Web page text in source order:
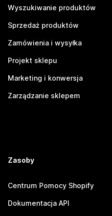
Wyszukiwanie produktów
Sprzedaż produktów
Zamówienia i wysyłka
Projekt sklepu
Marketing i konwersja
Zarządzanie sklepem
Zasoby
Centrum Pomocy Shopify
Dokumentacja API